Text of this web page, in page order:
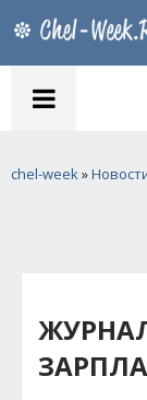
chel-week»